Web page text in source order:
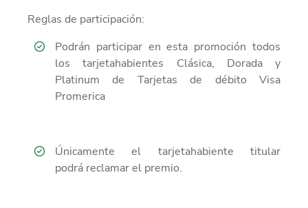
Reglas de participación:
Podrán participar en esta promoción todos
los tarjetahabientes
Clásica, Dorada y
Platinum de Tarjetas de débito Visa
Promerica
Únicamente
el tarjetahabiente titular
podrá reclamarel premio.